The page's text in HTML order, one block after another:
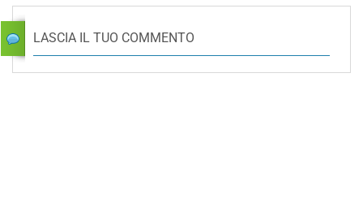
LASCIA IL TUO COMMENTO